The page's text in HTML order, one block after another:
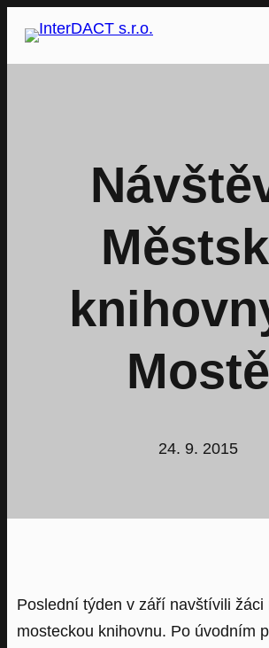
Přeskočit
Mostě
24. 9. 2015
Poslední týden v září navštívili žáci
mosteckou knihovnu. Po úvodním